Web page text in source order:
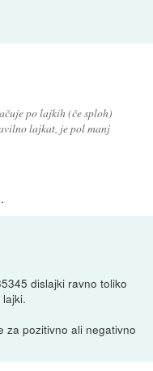
po lajkih (če sploh)
lajkat, je pol manj
dislajki ravno toliko
za pozitivno ali negativno